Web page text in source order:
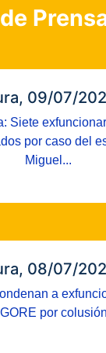
09/07/
Siete
por caso del
Miguel...
08/07/
a
por